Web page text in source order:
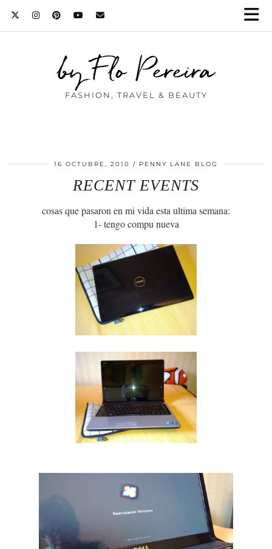
by Flo Pereira
FASHION, TRAVEL & BEAUTY
16 OCTUBRE, 2010 PENNY LANE BLOG
RECENT EVENTS
cosas que pasaron en mi vida esta ultima semana:
1- tengo compu nueva